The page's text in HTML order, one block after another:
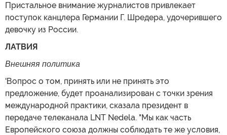
Пристальное внимание журналистов привлекает
поступок канцлера Германии Г. Шредера, удочерившего
девочку из России.
ЛАТВИЯ
Внешняя политика
'Вопрос о том, принять или не принять это
предложение, будет проанализирован с точки зрения
международной практики, сказала президент в
передаче телеканала LNT Nedela. "Мы как часть
Европейского союза должны соблюдать те же условия,